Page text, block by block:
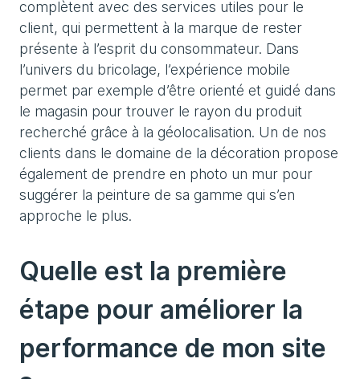
complètent avec des services utiles pour le
client, qui permettent à la marque de rester
présente à l’esprit du consommateur. Dans
l’univers du bricolage, l’expérience mobile
permet par exemple d’être orienté et guidé dans
le magasin pour trouver le rayon du produit
recherché grâce à la géolocalisation. Un de nos
clients dans le domaine de la décoration propose
également de prendre en photo un mur pour
suggérer la peinture de sa gamme qui s’en
approche le plus.
Quelle est la première
étape pour améliorer la
performance de mon site